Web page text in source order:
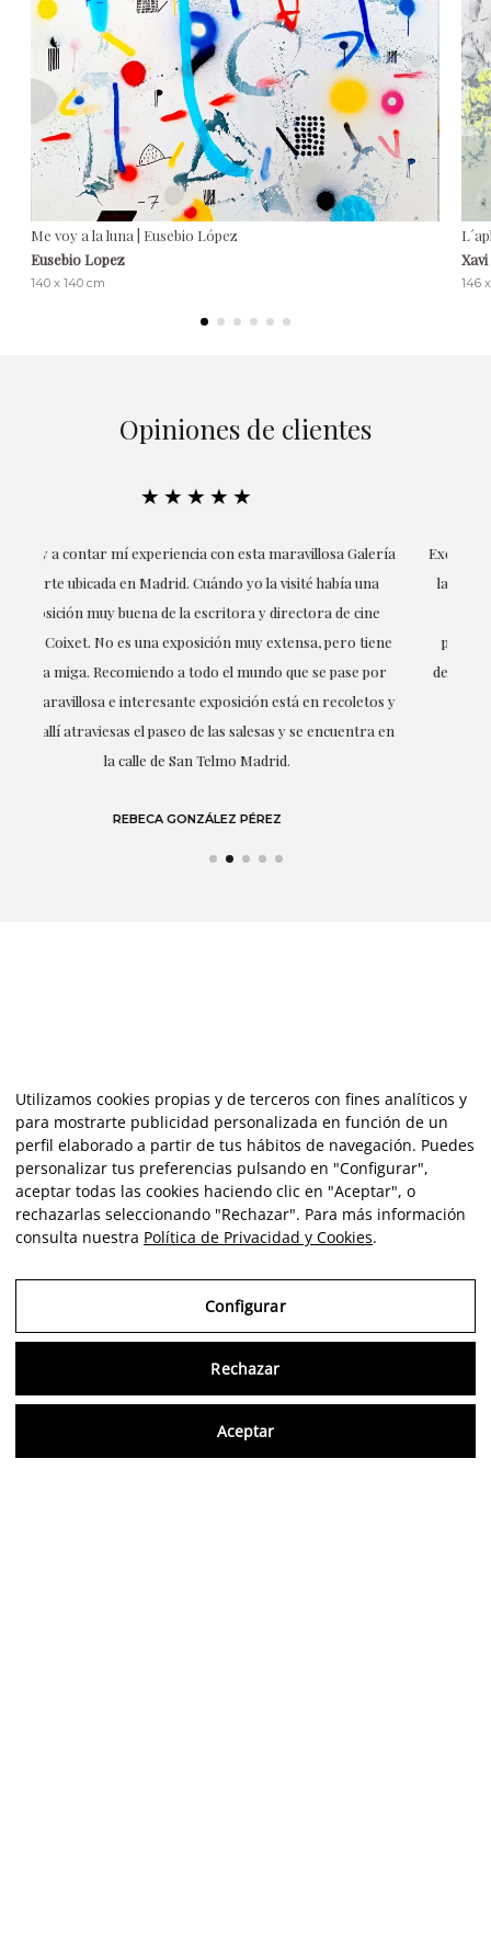
Me voy a la luna | Eusebio López
Eusebio Lopez
140 x 140 cm 146
Opiniones de clientes
★★★★★
Excepcional. María me ha acompañado en todo momento en
la obtención de la obra y desde el inicio ha sabido entender
mis gustos y necesidades, la cercanía, la empatía y la
profesionalidad han estado presentes en cada momento,
destacando (por supuesto) el amor y conocimiento sobre lo
que habla: el arte.
LAURA GUTIÉRREZ
Utilizamos cookies propias y de terceros con fines analíticos y
para mostrarte publicidad personalizada en función de un
perfil elaborado a partir de tus hábitos de navegación. Puedes
personalizar tus preferencias pulsando en "Configurar",
aceptar todas las cookies haciendo clic en "Aceptar", o
rechazarlas seleccionando "Rechazar". Para más información
consulta nuestra Política de Privacidad y Cookies.
Configurar
Rechazar
Aceptar